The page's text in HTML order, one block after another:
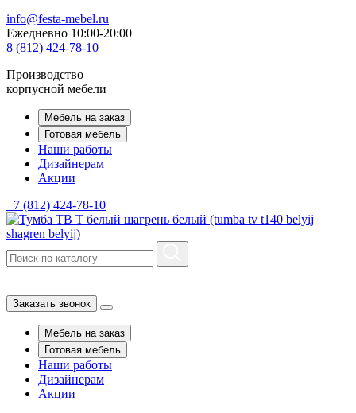
info@festa-mebel.ru
Ежедневно 10:00-20:00
8 (812) 424-78-10
Производство
корпусной мебели
Мебель на заказ
Готовая мебель
Наши работы
Дизайнерам
Акции
+7 (812) 424-78-10
Заказать звонок
Мебель на заказ
Готовая мебель
Наши работы
Дизайнерам
Акции